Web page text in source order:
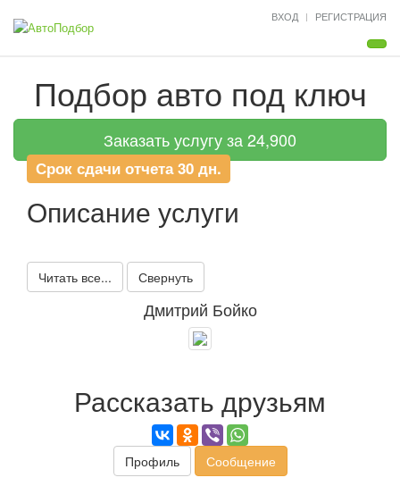
ВХОД РЕГИСТРАЦИЯ
Подбор авто под ключ
Заказать услугу за 24,900
Срок сдачи отчета 30 дн.
Описание услуги
Читать все... Свернуть
Дмитрий Бойко
Рассказать друзьям
Профиль Сообщение